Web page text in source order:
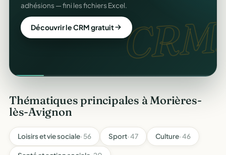
CRM.
adhésions — fini les fichiers Excel.
Découvrir le CRM gratuit
Thématiques principales à Morières-
lès-Avignon
Loisirs et vie sociale· 56 Sport· 47 Culture· 46